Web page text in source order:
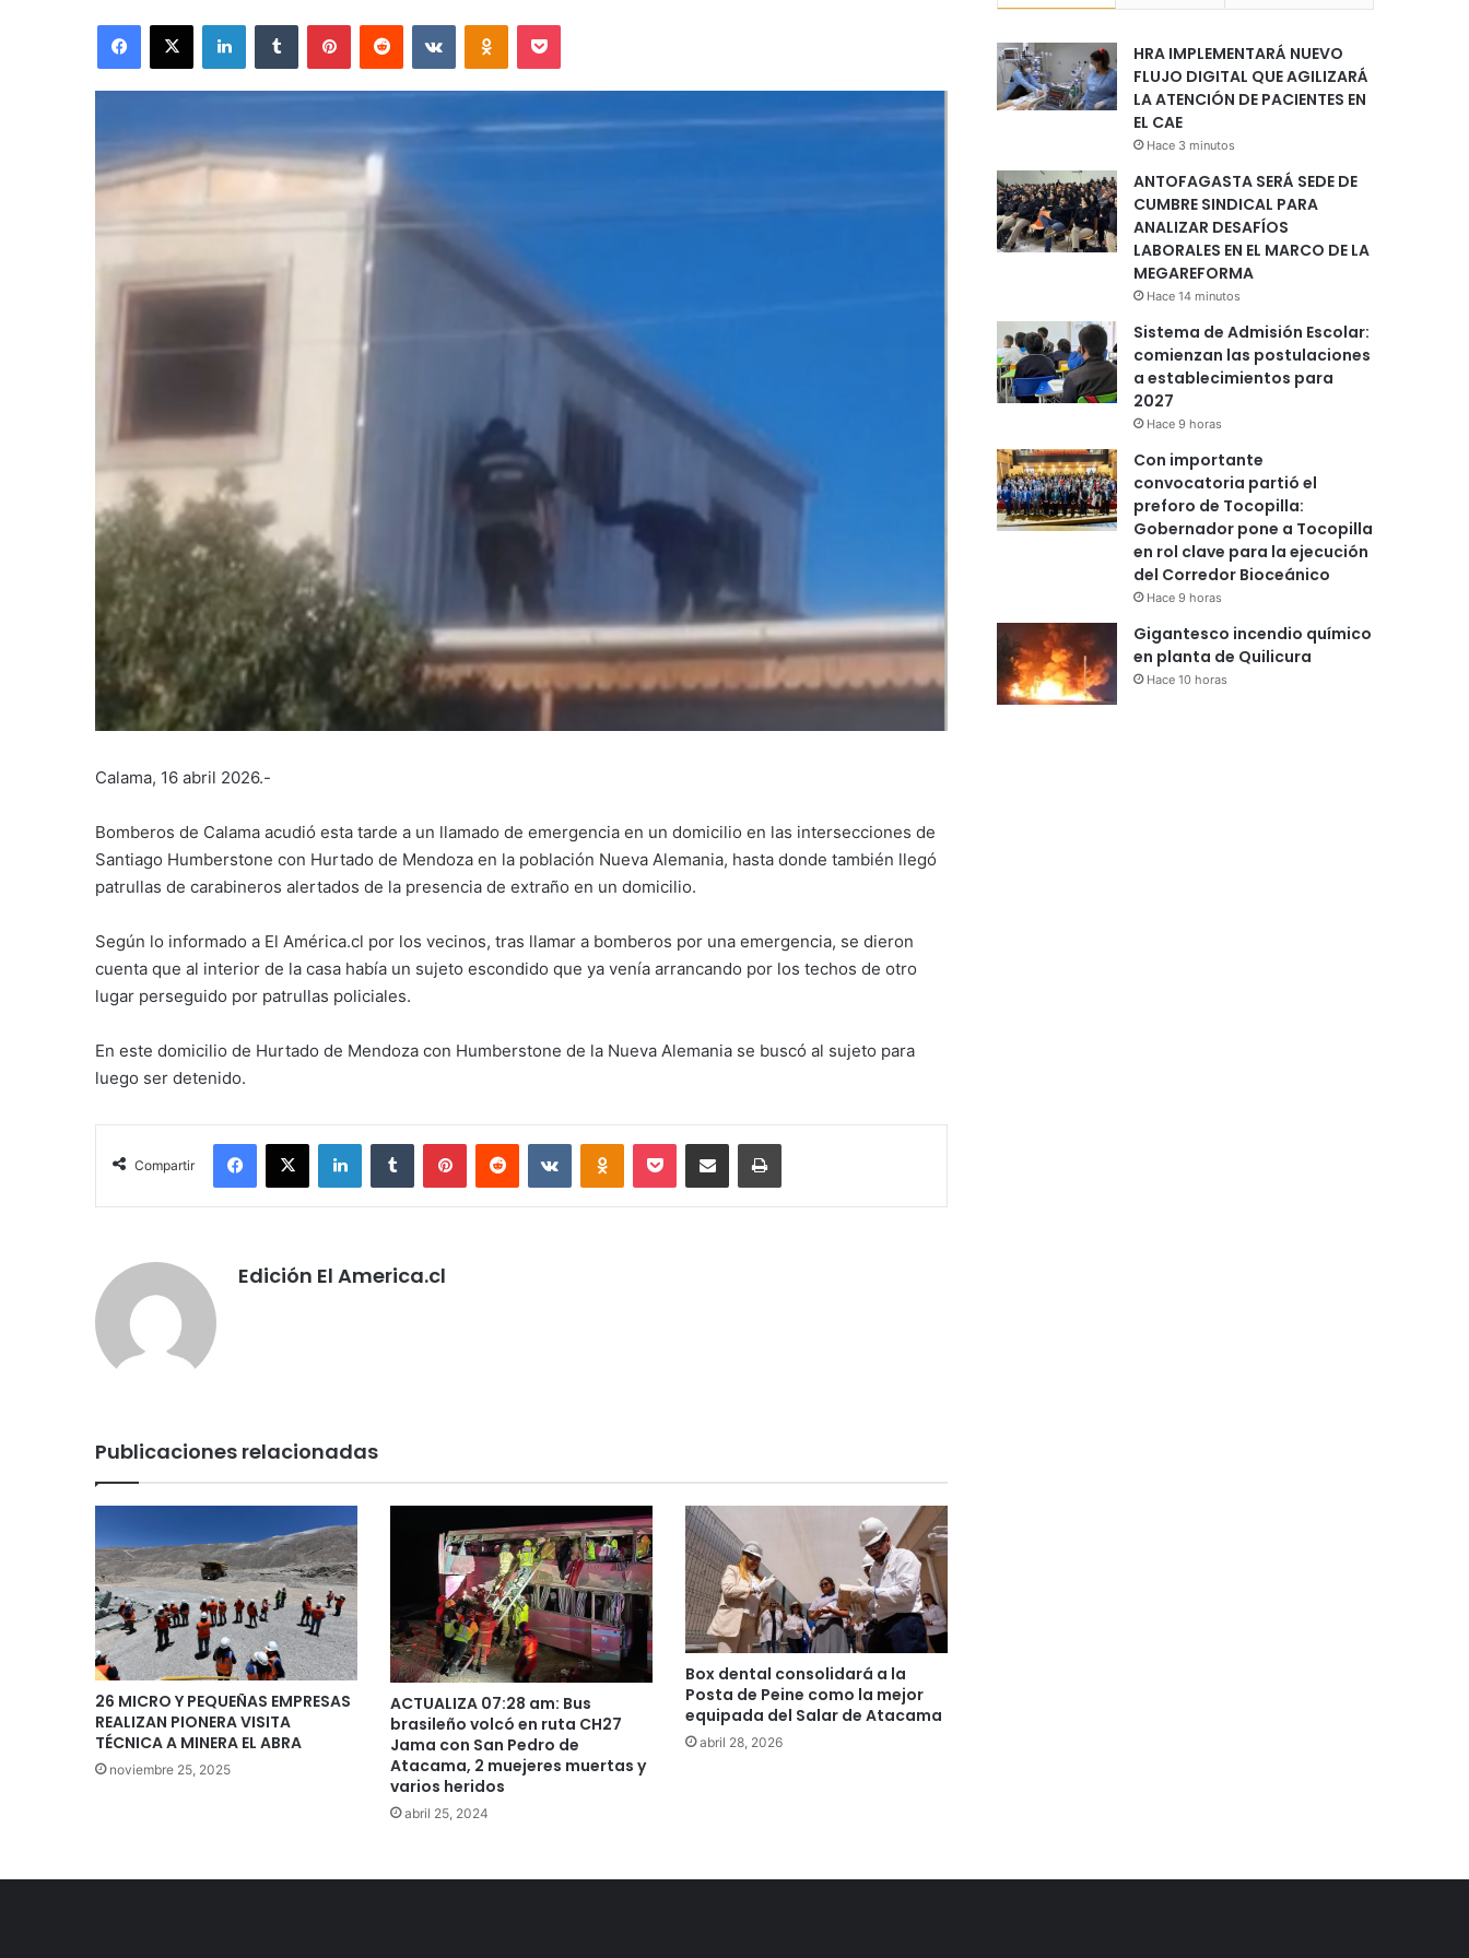
Facebook
X LinkedInTumblr PinterestReddit VKontakteOdnoklassniki
Pocket
Calama, 16 abril 2026.-
Bomberos de Calama acudió esta tarde a un llamado de emergencia en un domicilio en las intersecciones de
Santiago Humberstone con Hurtado de Mendoza en la población Nueva Alemania, hasta donde también llegó
patrullas de carabineros alertados de la presencia de extraño en un domicilio.
Según lo informado a El América.cl por los vecinos, tras llamar a bomberos por una emergencia, se dieron
cuenta que al interior de la casa había un sujeto escondido que ya venía arrancando por los techos de otro
lugar perseguido por patrullas policiales.
En este domicilio de Hurtado de Mendoza con Humberstone de la Nueva Alemania se buscó al sujeto para
luego ser detenido.
Compartir
Facebook
X LinkedInTumblr PinterestReddit VKontakteOdnoklassniki
Pocket Compartir via email Imprimir
Edición El America.cl
Publicaciones relacionadas
26 MICRO Y PEQUEÑAS EMPRESAS
REALIZAN PIONERA VISITA
TÉCNICA A MINERA EL ABRA
noviembre 25, 2025
ACTUALIZA 07:28 am: Bus
brasileño volcó en ruta CH27
Jama con San Pedro de
Atacama, 2 muejeres muertas y
varios heridos
abril 25, 2024
Box dental consolidará a la
Posta de Peine como la mejor
equipada del Salar de Atacama
abril 28, 2026
HRA IMPLEMENTARÁ NUEVO
FLUJO DIGITAL QUE AGILIZARÁ
LA ATENCIÓN DE PACIENTES EN
EL CAE
Hace 3 minutos
ANTOFAGASTA SERÁ SEDE DE
CUMBRE SINDICAL PARA
ANALIZAR DESAFÍOS
LABORALES EN EL MARCO DE LA
MEGAREFORMA
Hace 14 minutos
Sistema de Admisión Escolar:
comienzan las postulaciones
a establecimientos para
2027
Hace 9 horas
Con importante
convocatoria partió el
preforo de Tocopilla:
Gobernador pone a Tocopilla
en rol clave para la ejecución
del Corredor Bioceánico
Hace 9 horas
Gigantesco incendio químico
en planta de Quilicura
Hace 10 horas